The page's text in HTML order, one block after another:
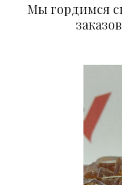
Мы гордимся